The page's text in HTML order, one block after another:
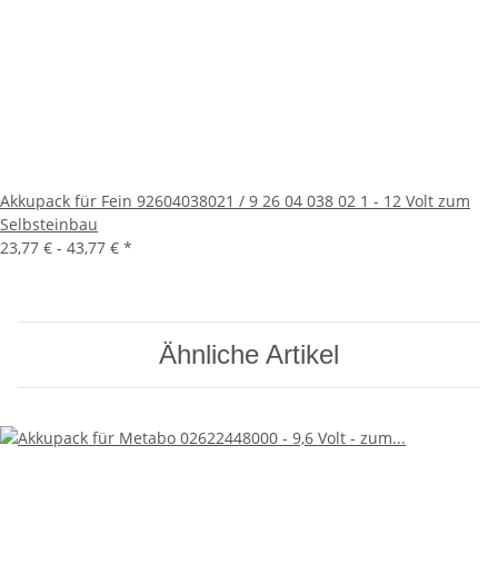
Akkupack für Fein 92604038021 / 9 26 04 038 02 1 - 12 Volt zum
Selbsteinbau
23,77 € - 43,77 € *
Ähnliche Artikel